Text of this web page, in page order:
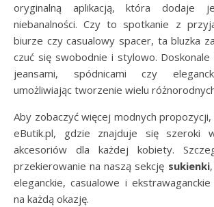
oryginalną aplikacją, która dodaje
niebanalności. Czy to spotkanie z
biurze czy casualowy spacer, ta bluzka
czuć się swobodnie i stylowo.
jeansami, spódnicami czy
umożliwiając tworzenie wielu
Aby zobaczyć więcej modnych
eButik.pl, gdzie znajduje się szeroki
akcesoriów dla każdej kobiety.
przekierowanie na naszą sekcję sukienki
eleganckie, casualowe i
na każdą okazję.